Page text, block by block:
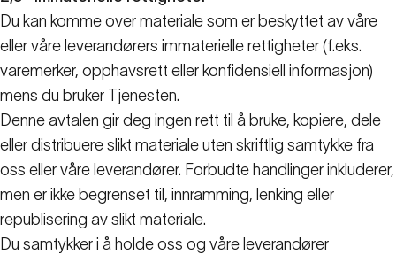
Du kan komme over materiale som er beskyttet av våre
eller våre leverandørers immaterielle rettigheter (f.eks.
varemerker, opphavsrett eller konfidensiell informasjon)
mens du bruker Tjenesten.
Denne avtalen gir deg ingen rett til å bruke, kopiere, dele
eller distribuere slikt materiale uten skriftlig samtykke fra
oss eller våre leverandører. Forbudte handlinger inkluderer,
men er ikke begrenset til, innramming, lenking eller
republisering av slikt materiale.
Du samtykker i å holde oss og våre leverandører